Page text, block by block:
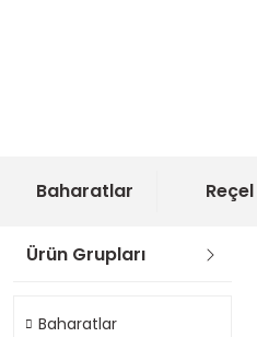
Baharatlar Reçel
Ürün Grupları
Baharatlar